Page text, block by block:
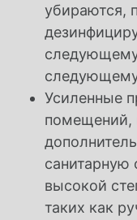
убираются,
следующему
следующему
Усиленные
санитарную
высокой
таких как